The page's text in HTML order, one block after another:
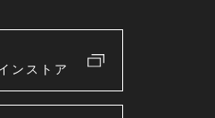
ンストア